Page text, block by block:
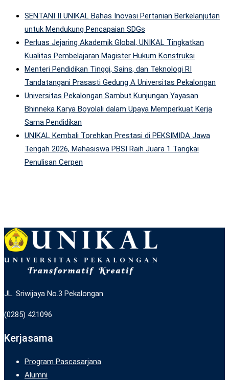
SENTANI II UNIKAL Bahas Inovasi Pertanian Berkelanjutan
untuk Mendukung Pencapaian SDGs
Perluas Jejaring Akademik Global, UNIKAL Tingkatkan
Kualitas Pembelajaran Magister Hukum Konstruksi
Menteri Pendidikan Tinggi, Sains, dan Teknologi RI
Tandatangani Prasasti Gedung A Universitas Pekalongan
Universitas Pekalongan Sambut Kunjungan Yayasan
Bhinneka Karya Boyolali dalam Upaya Memperkuat Kerja
Sama Pendidikan
UNIKAL Kembali Torehkan Prestasi di PEKSIMIDA Jawa
Tengah 2026, Mahasiswa PBSI Raih Juara 1 Tangkai
Penulisan Cerpen
JL. Sriwijaya No.3 Pekalongan
(0285) 421096
Kerjasama
Program Pascasarjana
Alumni